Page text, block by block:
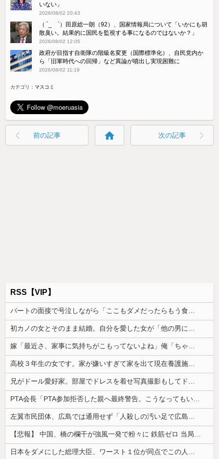
いない」
2026/08/02 20:43
（ ´_ゝ`）田原総一朗（92）、国家情報局について「いかにも胡
散臭い。結果的に国民を監視する事になるのではないか？」
2026/08/02 12:05
政府が目指す自衛隊の階級名変更（国際標準化）、自民党内か
ら「旧軍時代への回帰」など異論が噴出し実現困難に
2026/08/02 11:19
カテゴリ：マスコミ
前の記事 home 次の記事
RSS【VIP】